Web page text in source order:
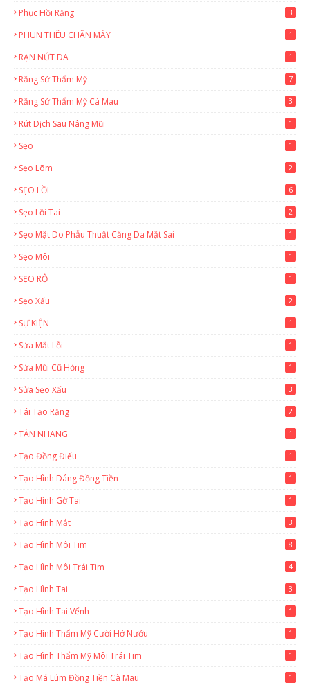
Phục Hồi Răng 3
PHUN THÊU CHÂN MÀY 1
RẠN NỨT DA 1
Răng Sứ Thẩm Mỹ 7
Răng Sứ Thẩm Mỹ Cà Mau 3
Rút Dịch Sau Nâng Mũi 1
Sẹo 1
Sẹo Lõm 2
SẸO LỒI 6
Sẹo Lồi Tai 2
Sẹo Mặt Do Phẫu Thuật Căng Da Mặt Sai 1
Sẹo Môi 1
SẸO RỖ 1
Sẹo Xấu 2
SỰ KIỆN 1
Sửa Mắt Lỗi 1
Sửa Mũi Cũ Hỏng 1
Sửa Sẹo Xấu 3
Tái Tạo Răng 2
TÀN NHANG 1
Tạo Đồng Điếu 1
Tạo Hình Dáng Đồng Tiền 1
Tạo Hình Gờ Tai 1
Tạo Hình Mắt 3
Tạo Hình Môi Tim 8
Tạo Hình Môi Trái Tim 4
Tạo Hình Tai 3
Tạo Hình Tai Vểnh 1
Tạo Hình Thẩm Mỹ Cười Hở Nướu 1
Tạo Hình Thẩm Mỹ Môi Trái Tim 1
Tạo Má Lúm Đồng Tiền Cà Mau 1